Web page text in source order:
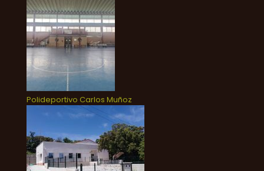
Polideportivo Carlos Muñoz